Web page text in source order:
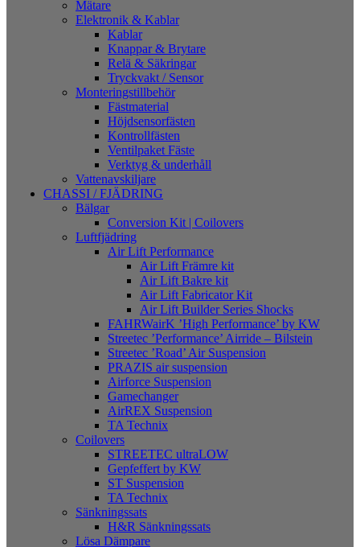
Mätare
Elektronik & Kablar
Kablar
Knappar & Brytare
Relä & Säkringar
Tryckvakt / Sensor
Monteringstillbehör
Fästmaterial
Höjdsensorfästen
Kontrollfästen
Ventilpaket Fäste
Verktyg & underhåll
Vattenavskiljare
CHASSI / FJÄDRING
Bälgar
Conversion Kit | Coilovers
Luftfjädring
Air Lift Performance
Air Lift Främre kit
Air Lift Bakre kit
Air Lift Fabricator Kit
Air Lift Builder Series Shocks
FAHRWairK ’High Performance’ by KW
Streetec ’Performance’ Airride – Bilstein
Streetec ’Road’ Air Suspension
PRAZIS air suspension
Airforce Suspension
Gamechanger
AirREX Suspension
TA Technix
Coilovers
STREETEC ultraLOW
Gepfeffert by KW
ST Suspension
TA Technix
Sänkningssats
H&R Sänkningssats
Lösa Dämpare